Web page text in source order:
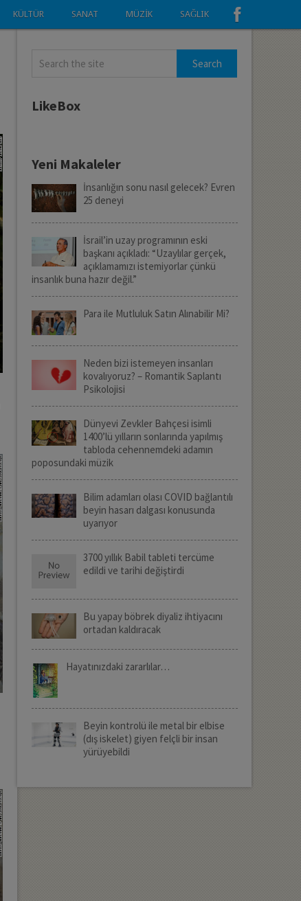
KÜLTÜR SANAT MÜZIK SAĞLIK
LikeBox
Yeni Makaleler
İnsanlığın sonu nasıl gelecek? Evren
25 deneyi
İsrail’in uzay programının eski
başkanı açıkladı: “Uzaylılar gerçek,
açıklamamızı istemiyorlar çünkü
insanlık buna hazır değil.”
Para ile Mutluluk Satın Alınabilir Mi?
Neden bizi istemeyen insanları
kovalıyoruz? – Romantik Saplantı
Psikolojisi
Dünyevi Zevkler Bahçesi isimli
1400’lü yılların sonlarında yapılmış
tabloda cehennemdeki adamın
poposundaki müzik
Bilim adamları olası COVID bağlantılı
beyin hasarı dalgası konusunda
uyarıyor
3700 yıllık Babil tableti tercüme
edildi ve tarihi değiştirdi
Bu yapay böbrek diyaliz ihtiyacını
ortadan kaldıracak
Hayatınızdaki zararlılar…
Beyin kontrolü ile metal bir elbise
(dış iskelet) giyen felçli bir insan
yürüyebildi